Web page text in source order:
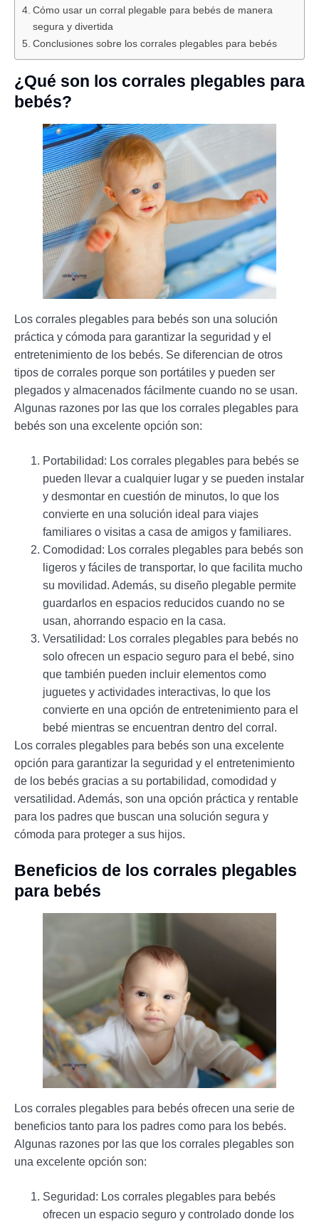
Cómo usar un corral plegable para bebés de manera
segura y divertida
Conclusiones sobre los corrales plegables para bebés
¿Qué son los corrales plegables para
bebés?
Los corrales plegables para bebés son una solución
práctica y cómoda para garantizar la seguridad y el
entretenimiento de los bebés. Se diferencian de otros
tipos de corrales porque son portátiles y pueden ser
plegados y almacenados fácilmente cuando no se usan.
Algunas razones por las que los corrales plegables para
bebés son una excelente opción son:
Portabilidad: Los corrales plegables para bebés se
pueden llevar a cualquier lugar y se pueden instalar
y desmontar en cuestión de minutos, lo que los
convierte en una solución ideal para viajes
familiares o visitas a casa de amigos y familiares.
Comodidad: Los corrales plegables para bebés son
ligeros y fáciles de transportar, lo que facilita mucho
su movilidad. Además, su diseño plegable permite
guardarlos en espacios reducidos cuando no se
usan, ahorrando espacio en la casa.
Versatilidad: Los corrales plegables para bebés no
solo ofrecen un espacio seguro para el bebé, sino
que también pueden incluir elementos como
juguetes y actividades interactivas, lo que los
convierte en una opción de entretenimiento para el
bebé mientras se encuentran dentro del corral.
Los corrales plegables para bebés son una excelente
opción para garantizar la seguridad y el entretenimiento
de los bebés gracias a su portabilidad, comodidad y
versatilidad. Además, son una opción práctica y rentable
para los padres que buscan una solución segura y
cómoda para proteger a sus hijos.
Beneficios de los corrales plegables
para bebés
Los corrales plegables para bebés ofrecen una serie de
beneficios tanto para los padres como para los bebés.
Algunas razones por las que los corrales plegables son
una excelente opción son:
Seguridad: Los corrales plegables para bebés
ofrecen un espacio seguro y controlado donde los